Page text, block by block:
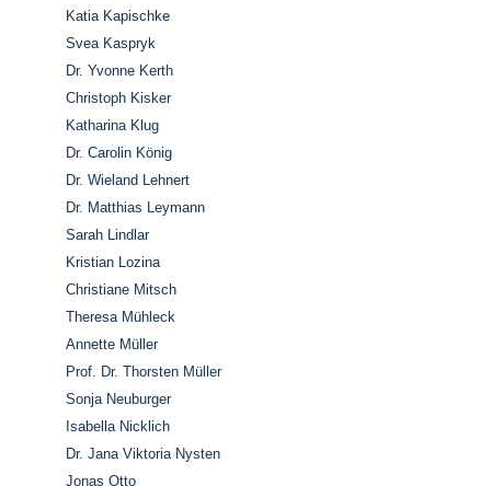
Katia Kapischke
Svea Kaspryk
Dr. Yvonne Kerth
Christoph Kisker
Katharina Klug
Dr. Carolin König
Dr. Wieland Lehnert
Dr. Matthias Leymann
Sarah Lindlar
Kristian Lozina
Christiane Mitsch
Theresa Mühleck
Annette Müller
Prof. Dr. Thorsten Müller
Sonja Neuburger
Isabella Nicklich
Dr. Jana Viktoria Nysten
Jonas Otto